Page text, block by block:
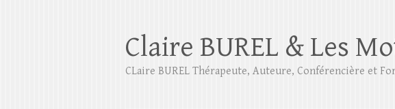
Claire BUREL & Les
CLaire BUREL Thérapeute, Auteure, Conférencière et